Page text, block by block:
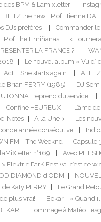
des BPM & Lamixletter
BLITZ the new LP of Etienne
DJs préférés !
Commander le
of The Limiñanas
«
LA FRANCE ?
I
Le nouvel album « Vu
Act … She starts again… ALLEZ
Brian FERRY (1985) DJ
reprend du service…
Confiné HEUREUX ! L’âme
Notes A la Une > Les
année consécutive.
FM – The Weeknd Capsule
n°169. Avec PET
> Elektric ParK Festival c’est ce
DIAMOND d’ODM
de Katy PERRY Le Grand
plus vrai!
Bekar – « Quand
Hommage à Matéo